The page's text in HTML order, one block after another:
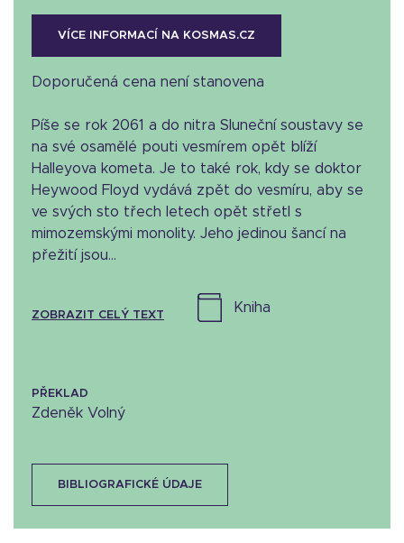
VÍCE INFORMACÍ NA KOSMAS.CZ
Doporučená cena není stanovena
Píše se rok 2061 a do nitra Sluneční soustavy se
na své osamělé pouti vesmírem opět blíží
Halleyova kometa. Je to také rok, kdy se doktor
Heywood Floyd vydává zpět do vesmíru, aby se
ve svých sto třech letech opět střetl s
mimozemskými monolity. Jeho jedinou šancí na
přežití jsou...
ZOBRAZIT CELÝ TEXT
kniha
PŘEKLAD
Zdeněk Volný
BIBLIOGRAFICKÉ ÚDAJE